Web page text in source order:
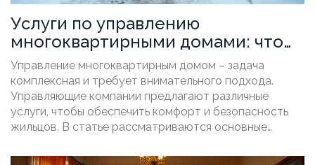
Услуги по управлению
многоквартирными домами: что
они включают
Управление многоквартирным домом – задача
комплексная и требует внимательного подхода.
Управляющие компании предлагают различные
услуги, чтобы обеспечить комфорт и безопасность
жильцов. В статье рассматриваются основные
заканчивая преимуществами для жильцов. Также